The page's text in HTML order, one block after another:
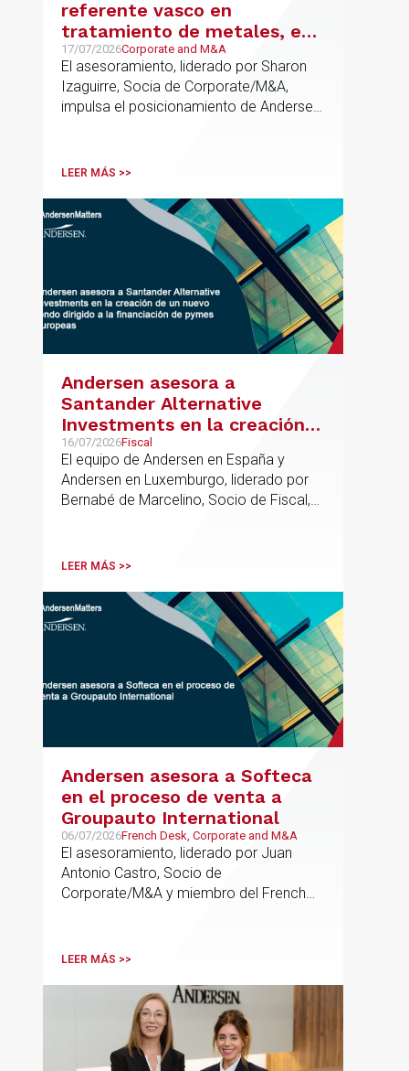
referente vasco en
tratamiento de metales, en
su venta a Mirai Investments
17/07/2026Corporate and M&A
El asesoramiento, liderado por Sharon
Izaguirre, Socia de Corporate/M&A,
impulsa el posicionamiento de Andersen
procesos estratégicos de M&A
LEER MÁS >>
Andersen asesora a
Santander Alternative
Investments en la creación
de un nuevo fondo dirigido a
la financiación de pymes
europeas
16/07/2026Fiscal
El equipo de Andersen en España y
Andersen en Luxemburgo, liderado por
Bernabé de Marcelino, Socio de Fiscal,
formación del fondo, hasta el primer
LEER MÁS >>
Andersen asesora a Softeca
en el proceso de venta a
Groupauto International
06/07/2026French Desk, Corporate and M&A
El asesoramiento, liderado por Juan
Antonio Castro, Socio de
Corporate/M&A y miembro del French
españolas que combinan los sectores
LEER MÁS >>